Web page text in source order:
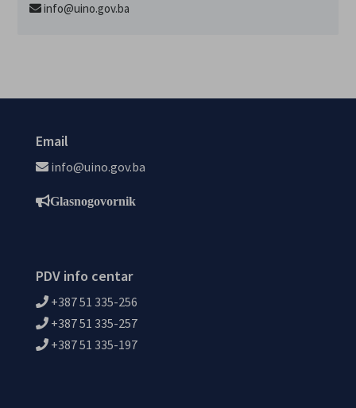
info@uino.gov.ba
Email
info@uino.gov.ba
Glasnogovornik
PDV info centar
+387 51 335-256
+387 51 335-257
+387 51 335-197